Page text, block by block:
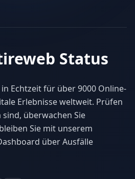
Status
Echtzeit für über 9000 Online-
Erlebnisse weltweit. Prüfen
überwachen Sie
Sie mit unserem
über Ausfälle